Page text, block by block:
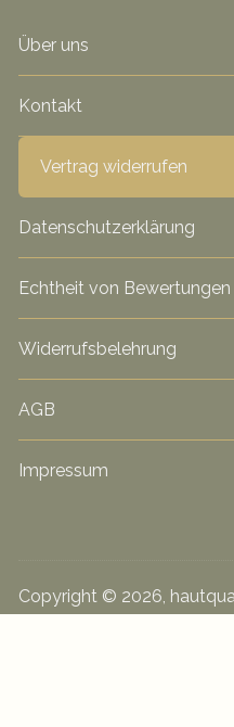
Über uns
Kontakt
Vertrag widerrufen
Datenschutzerklärung
Echtheit von Bewertungen
Widerrufsbelehrung
AGB
Impressum
Copyright © 2026,